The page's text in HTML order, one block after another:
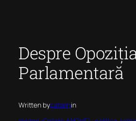
Despre
Parlamentară
Written bycatalinin